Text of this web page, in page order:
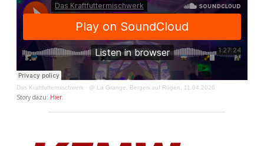
Das Kraftfuttermischwerk · @ La Grange, Bergen auf Rügen, 11.04.2026
Story dazu: Hier